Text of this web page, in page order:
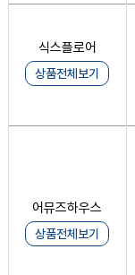
식스플로어
상품전체보기
어뮤즈하우스
상품전체보기